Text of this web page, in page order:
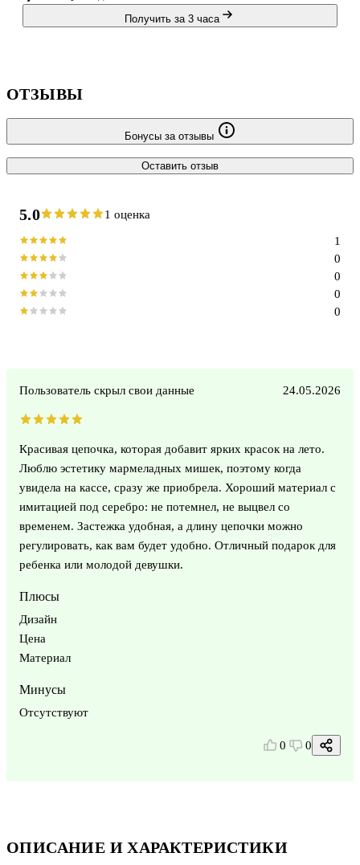
Получить за 3 часа
ОПИСАНИЕ И ХАРАКТЕРИСТИКИ
ОТЗЫВЫ
Бонусы за отзывы
Оставить отзыв
5.0 1 оценка
0
0
0
0
1
Пользователь скрыл свои данные 24.05.2026
Красивая цепочка, которая добавит ярких красок на лето.
Люблю эстетику мармеладных мишек, поэтому когда
увидела на кассе, сразу же приобрела. Хороший материал с
имитацией под серебро: не потемнел, не выцвел со
временем. Застежка удобная, а длину цепочки можно
регулировать, как вам будет удобно. Отличный подарок для
ребенка или молодой девушки.
Плюсы
Дизайн
Цена
Материал
Минусы
Отсутствуют
0 0